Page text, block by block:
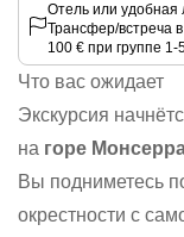
Отель или удобная
Трансфер/встреча
100 € при группе 1-
Что вас ожидает
Экскурсия
на горе
Вы подниметесь
окрестности с